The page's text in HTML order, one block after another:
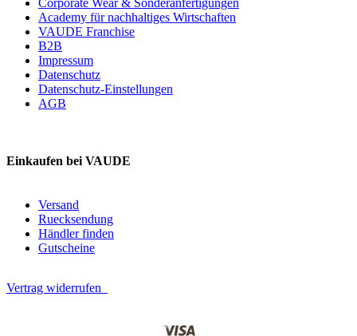
Corporate Wear & Sonderanfertigungen
Academy für nachhaltiges Wirtschaften
VAUDE Franchise
B2B
Impressum
Datenschutz
Datenschutz-Einstellungen
AGB
Einkaufen bei VAUDE
Versand
Ruecksendung
Händler finden
Gutscheine
Vertrag widerrufen